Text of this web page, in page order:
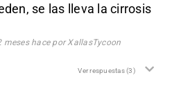
se las lleva la cirrosis
hace por XallasTycoon
Ver respuestas(3)